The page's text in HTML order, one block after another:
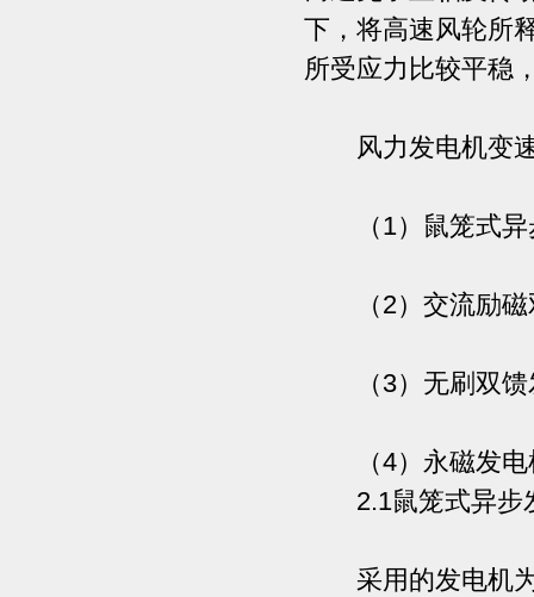
下，将高速风轮所
所受应力比较平稳
风力发电机变速
（1）鼠笼式异
（2）交流励磁
（3）无刷双馈
（4）永磁发
2.1鼠笼式异步
采用的发电机为